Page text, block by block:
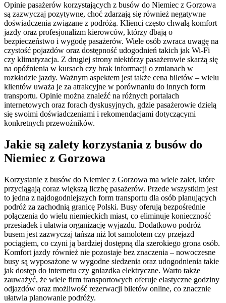
Opinie pasażerów korzystających z busów do Niemiec z Gorzowa
są zazwyczaj pozytywne, choć zdarzają się również negatywne
doświadczenia związane z podróżą. Klienci często chwalą komfort
jazdy oraz profesjonalizm kierowców, którzy dbają o
bezpieczeństwo i wygodę pasażerów. Wiele osób zwraca uwagę na
czystość pojazdów oraz dostępność udogodnień takich jak Wi-Fi
czy klimatyzacja. Z drugiej strony niektórzy pasażerowie skarżą się
na opóźnienia w kursach czy brak informacji o zmianach w
rozkładzie jazdy. Ważnym aspektem jest także cena biletów – wielu
klientów uważa je za atrakcyjne w porównaniu do innych form
transportu. Opinie można znaleźć na różnych portalach
internetowych oraz forach dyskusyjnych, gdzie pasażerowie dzielą
się swoimi doświadczeniami i rekomendacjami dotyczącymi
konkretnych przewoźników.
Jakie są zalety korzystania z busów do
Niemiec z Gorzowa
Korzystanie z busów do Niemiec z Gorzowa ma wiele zalet, które
przyciągają coraz większą liczbę pasażerów. Przede wszystkim jest
to jedna z najdogodniejszych form transportu dla osób planujących
podróż za zachodnią granicę Polski. Busy oferują bezpośrednie
połączenia do wielu niemieckich miast, co eliminuje konieczność
przesiadek i ułatwia organizację wyjazdu. Dodatkowo podróż
busem jest zazwyczaj tańsza niż lot samolotem czy przejazd
pociągiem, co czyni ją bardziej dostępną dla szerokiego grona osób.
Komfort jazdy również nie pozostaje bez znaczenia – nowoczesne
busy są wyposażone w wygodne siedzenia oraz udogodnienia takie
jak dostęp do internetu czy gniazdka elektryczne. Warto także
zauważyć, że wiele firm transportowych oferuje elastyczne godziny
odjazdów oraz możliwość rezerwacji biletów online, co znacznie
ułatwia planowanie podróży.